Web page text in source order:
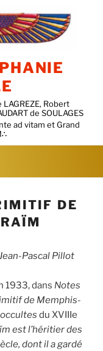
Robert
de SOULAGES
DE
Pascal Pillot
1933, dans Notes
de Memphis-
occultes du XVIIIe
est l’héritier des
dont il a gardé